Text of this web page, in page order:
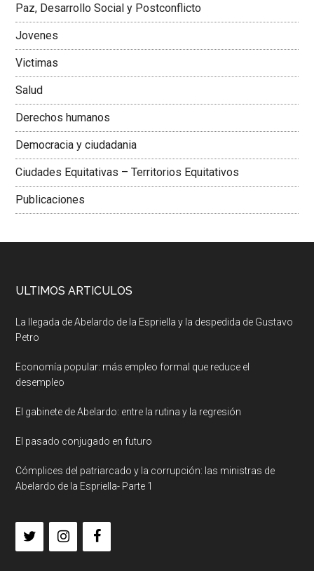
Paz, Desarrollo Social y Postconflicto
Jovenes
Victimas
Salud
Derechos humanos
Democracia y ciudadania
Ciudades Equitativas – Territorios Equitativos
Publicaciones
ULTIMOS ARTICULOS
La llegada de Abelardo de la Espriella y la despedida de Gustavo
Petro
Economía popular: más empleo formal que reduce el
desempleo
El gabinete de Abelardo: entre la rutina y la regresión
El pasado conjugado en futuro
Cómplices del patriarcado y la corrupción: las ministras de
Abelardo de la Espriella- Parte 1